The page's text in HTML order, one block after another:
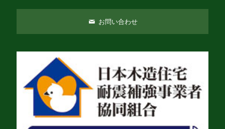
お問い合わせ